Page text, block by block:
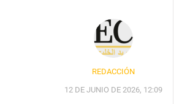
REDACCIÓN
12 DE JUNIO DE 2026, 12:09